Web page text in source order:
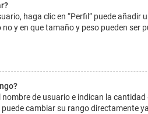
haga clic en “Perfil” puede
no y en que tamaño y peso pueden
de usuario e indican la
cambiar su rango directamente